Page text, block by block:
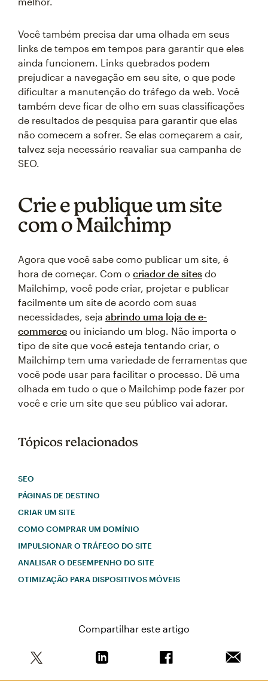
Você também precisa dar uma olhada em seus
links de tempos em tempos para garantir que eles
ainda funcionem. Links quebrados podem
prejudicar a navegação em seu site, o que pode
dificultar a manutenção do tráfego da web. Você
também deve ficar de olho em suas classificações
de resultados de pesquisa para garantir que elas
não comecem a sofrer. Se elas começarem a cair,
talvez seja necessário reavaliar sua campanha de
SEO.
Crie e publique um site
com o Mailchimp
Agora que você sabe como publicar um site, é
hora de começar. Com o criador de sites do
Mailchimp, você pode criar, projetar e publicar
facilmente um site de acordo com suas
necessidades, seja abrindo uma loja de e-
commerce ou iniciando um blog. Não importa o
tipo de site que você esteja tentando criar, o
Mailchimp tem uma variedade de ferramentas que
você pode usar para facilitar o processo. Dê uma
olhada em tudo o que o Mailchimp pode fazer por
você e crie um site que seu público vai adorar.
Tópicos relacionados
SEO
PÁGINAS DE DESTINO
CRIAR UM SITE
COMO COMPRAR UM DOMÍNIO
IMPULSIONAR O TRÁFEGO DO SITE
ANALISAR O DESEMPENHO DO SITE
OTIMIZAÇÃO PARA DISPOSITIVOS MÓVEIS
Compartilhar este artigo